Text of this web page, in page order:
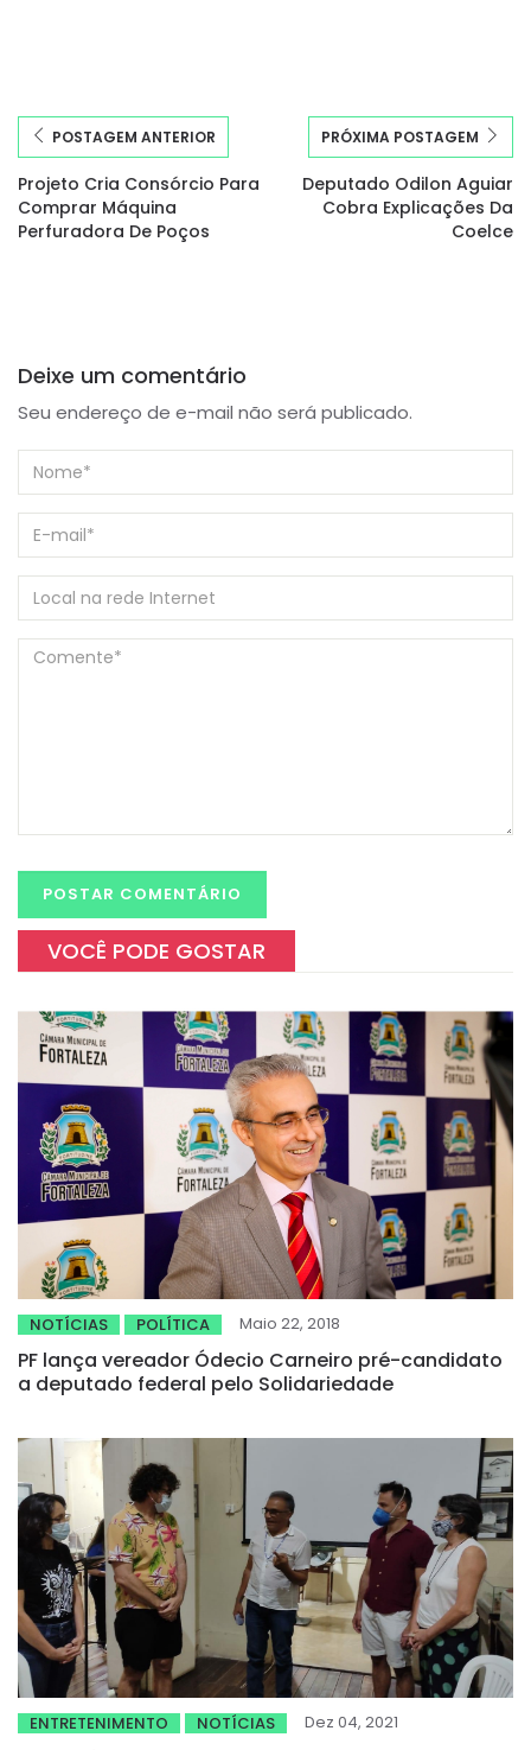
POSTAGEM ANTERIOR
Projeto Cria Consórcio Para
Comprar Máquina
Perfuradora De Poços
PRÓXIMA POSTAGEM
Deputado Odilon Aguiar
Cobra Explicações Da
Coelce
Deixe um comentário
Seu endereço de e-mail não será publicado.
VOCÊ PODE GOSTAR
NOTÍCIAS POLÍTICA Maio 22, 2018
PF lança vereador Ódecio Carneiro pré-candidato
a deputado federal pelo Solidariedade
ENTRETENIMENTO NOTÍCIAS Dez 04, 2021